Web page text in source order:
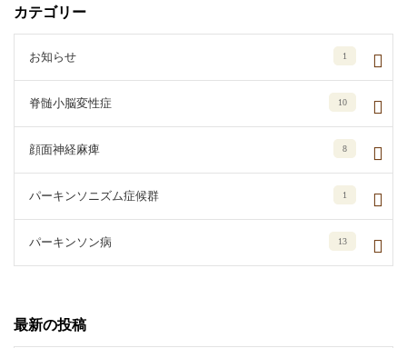
カテゴリー
お知らせ 1
脊髄小脳変性症 10
顔面神経麻痺 8
パーキンソニズム症候群 1
パーキンソン病 13
最新の投稿